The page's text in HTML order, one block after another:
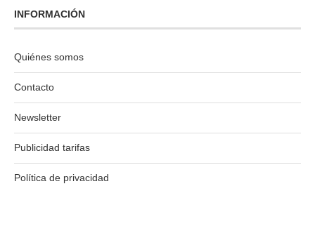
INFORMACIÓN
Quiénes somos
Contacto
Newsletter
Publicidad tarifas
Política de privacidad